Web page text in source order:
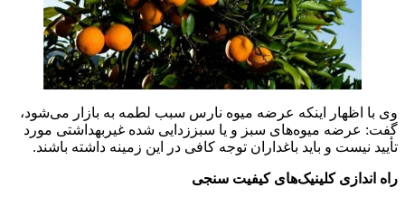
وی با اظهار اینکه عرضه میوه نارس سبب لطمه به بازار می‌شود،
گفت: عرضه میوه‌های سبز و یا سبززدایی شده غیربهداشتی مورد
تأیید نیست و باید باغداران توجه کافی در این زمینه داشته باشند.
راه اندازی کلینیک‌های کیفیت سنجی